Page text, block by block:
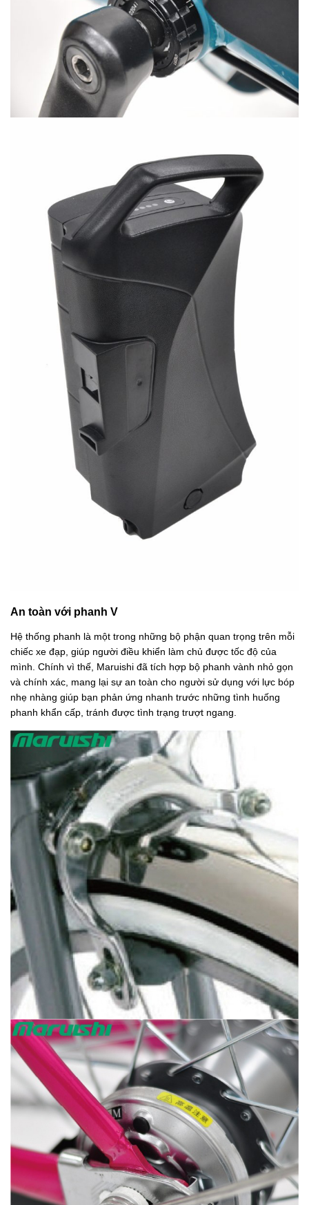
An toàn với phanh V
Hệ thống phanh là một trong những bộ phận quan trọng trên mỗi
chiếc xe đạp, giúp người điều khiển làm chủ được tốc độ của
mình. Chính vì thế, Maruishi đã tích hợp bộ phanh vành nhỏ gọn
và chính xác, mang lại sự an toàn cho người sử dụng với lực bóp
nhẹ nhàng giúp bạn phản ứng nhanh trước những tình huống
phanh khẩn cấp, tránh được tình trạng trượt ngang.